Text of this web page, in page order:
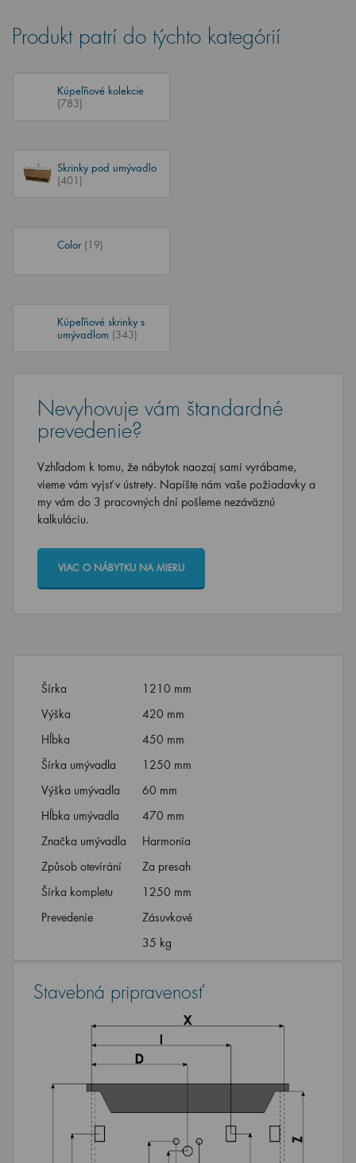
Produkt patrí do týchto kategórií
Kúpeľňové kolekcie
(783)
Skrinky pod umývadlo
(401)
Color (19)
Kúpeľňové skrinky s
umývadlom (343)
Nevyhovuje vám štandardné
prevedenie?
Vzhľadom k tomu, že nábytok naozaj sami vyrábame,
vieme vám vyjsť v ústrety. Napíšte nám vaše požiadavky a
my vám do 3 pracovných dní pošleme nezáväznú
kalkuláciu.
VIAC O NÁBYTKU NA MIERU
Šírka
1210 mm
Výška
420 mm
Hĺbka
450 mm
Šírka umývadla
1250 mm
Výška umývadla
60 mm
Hĺbka umývadla
470 mm
Značka umývadla
Harmonia
Způsob otevírání
Za presah
Šírka kompletu
1250 mm
Prevedenie
Zásuvkové
35 kg
Stavebná pripravenosť